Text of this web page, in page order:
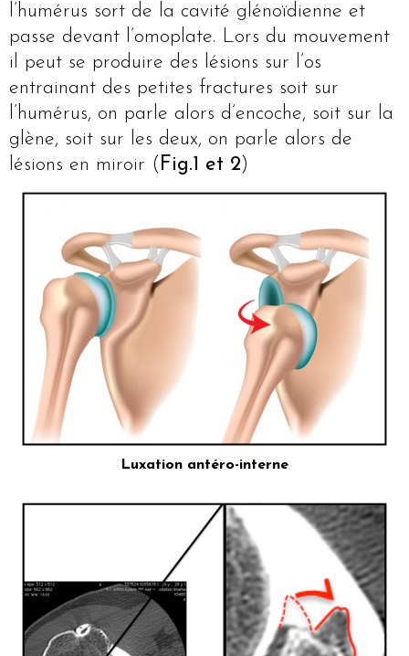
l’humérus sort de la cavité glénoïdienne et
passe devant l’omoplate. Lors du mouvement
il peut se produire des lésions sur l’os
entrainant des petites fractures soit sur
l’humérus, on parle alors d’encoche, soit sur la
glène, soit sur les deux, on parle alors de
lésions en miroir ( Fig.1 et 2)
Luxation antéro-interne